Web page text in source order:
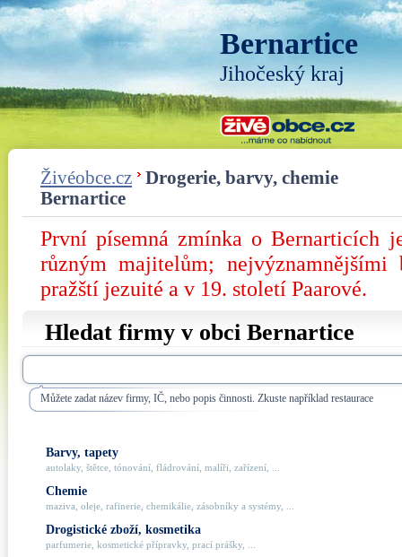
Bernartice
Jihočeský kraj
Živéobce.cz
Drogerie, barvy, chemie
Bernartice
První písemná zmínka o Bernarticích
různým majitelům;
pražští jezuité a v 19. století Paarové.
Hledat firmy v obci Bernartice
Můžete zadat název firmy, IČ, nebo popis činnosti. Zkuste například restaurace
Barvy, tapety
autolaky, štětce, tónování, fládrování, malíři, zařízení, ...
Chemie
maziva, oleje, rafinerie, chemikálie, zásobníky a systémy, ...
Drogistické zboží, kosmetika
parfumerie, kosmetické přípravky, prací prášky, ...